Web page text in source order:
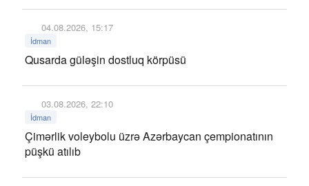
04.08.2026, 15:17
İdman
Qusarda güləşin dostluq körpüsü
03.08.2026, 22:10
İdman
Çimərlik voleybolu üzrə Azərbaycan çempionatının
püşkü atılıb